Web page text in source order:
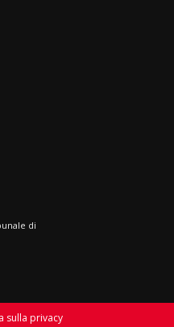
di
sulla privacy